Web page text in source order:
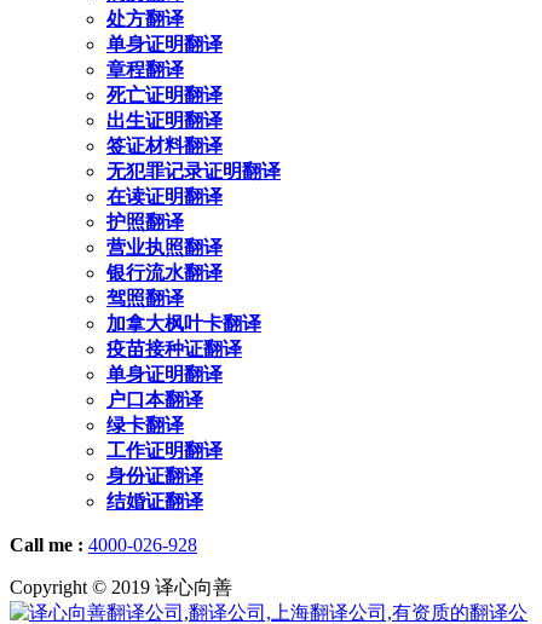
处方翻译
单身证明翻译
章程翻译
死亡证明翻译
出生证明翻译
签证材料翻译
无犯罪记录证明翻译
在读证明翻译
护照翻译
营业执照翻译
银行流水翻译
驾照翻译
加拿大枫叶卡翻译
疫苗接种证翻译
单身证明翻译
户口本翻译
绿卡翻译
工作证明翻译
身份证翻译
结婚证翻译
Call me : 4000-026-928
Copyright © 2019 译心向善